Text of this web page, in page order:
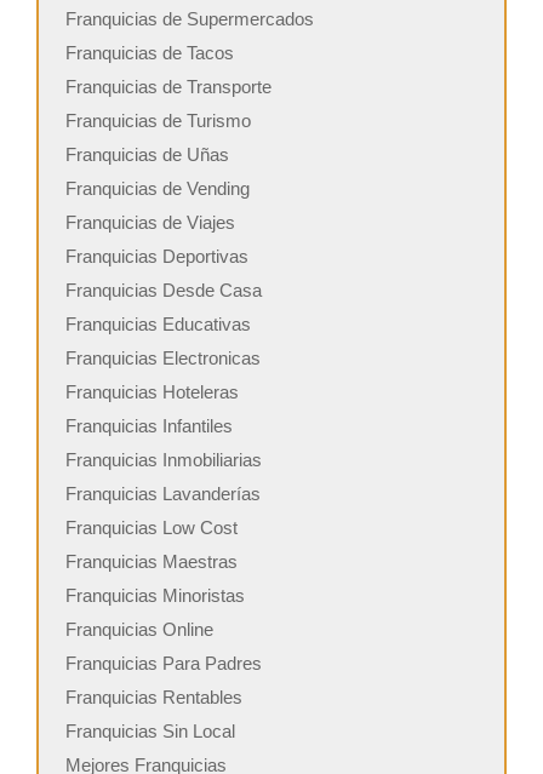
Franquicias de Supermercados
Franquicias de Tacos
Franquicias de Transporte
Franquicias de Turismo
Franquicias de Uñas
Franquicias de Vending
Franquicias de Viajes
Franquicias Deportivas
Franquicias Desde Casa
Franquicias Educativas
Franquicias Electronicas
Franquicias Hoteleras
Franquicias Infantiles
Franquicias Inmobiliarias
Franquicias Lavanderías
Franquicias Low Cost
Franquicias Maestras
Franquicias Minoristas
Franquicias Online
Franquicias Para Padres
Franquicias Rentables
Franquicias Sin Local
Mejores Franquicias